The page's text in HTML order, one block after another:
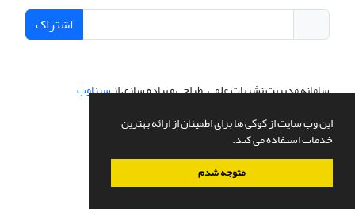
این وب سایت از کوکی ها برای اطمینان از ارائه بهترین
خدمات استفاده می کند.
متوجه شدم
اشتراک
سامانه مدیریت نشریات علمی.طراحی و پیاده سازی ازسیناوب